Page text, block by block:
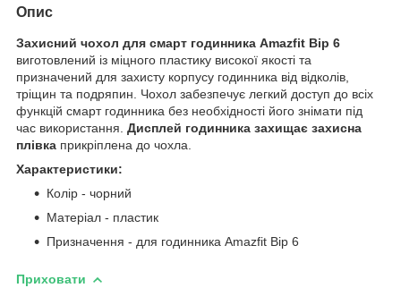
Опис
Захисний чохол для смарт годинника Amazfit Bip 6
виготовлений із міцного пластику високої якості та
призначений для захисту корпусу годинника від відколів,
тріщин та подряпин. Чохол забезпечує легкий доступ до всіх
функцій смарт годинника без необхідності його знімати під
час використання. Дисплей годинника захищає захисна
плівка прикріплена до чохла.
Характеристики:
Колір - чорний
Матеріал - пластик
Призначення - для годинника Amazfit Bip 6
Приховати